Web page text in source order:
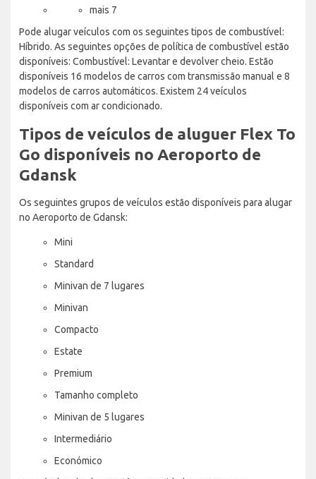
mais 7
Pode alugar veículos com os seguintes tipos de combustível:
Híbrido. As seguintes opções de política de combustível estão
disponíveis: Combustível: Levantar e devolver cheio. Estão
disponíveis 16 modelos de carros com transmissão manual e 8
modelos de carros automáticos. Existem 24 veículos
disponíveis com ar condicionado.
Tipos de veículos de aluguer Flex To
Go disponíveis no Aeroporto de
Gdansk
Os seguintes grupos de veículos estão disponíveis para alugar
no Aeroporto de Gdansk:
Mini
Standard
Minivan de 7 lugares
Minivan
Compacto
Estate
Premium
Tamanho completo
Minivan de 5 lugares
Intermediário
Económico